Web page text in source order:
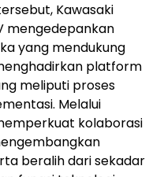
Kawasaki
mengedepankan
yang mendukung
platform
meliputi proses
Melalui
kolaborasi
beralih dari sekadar